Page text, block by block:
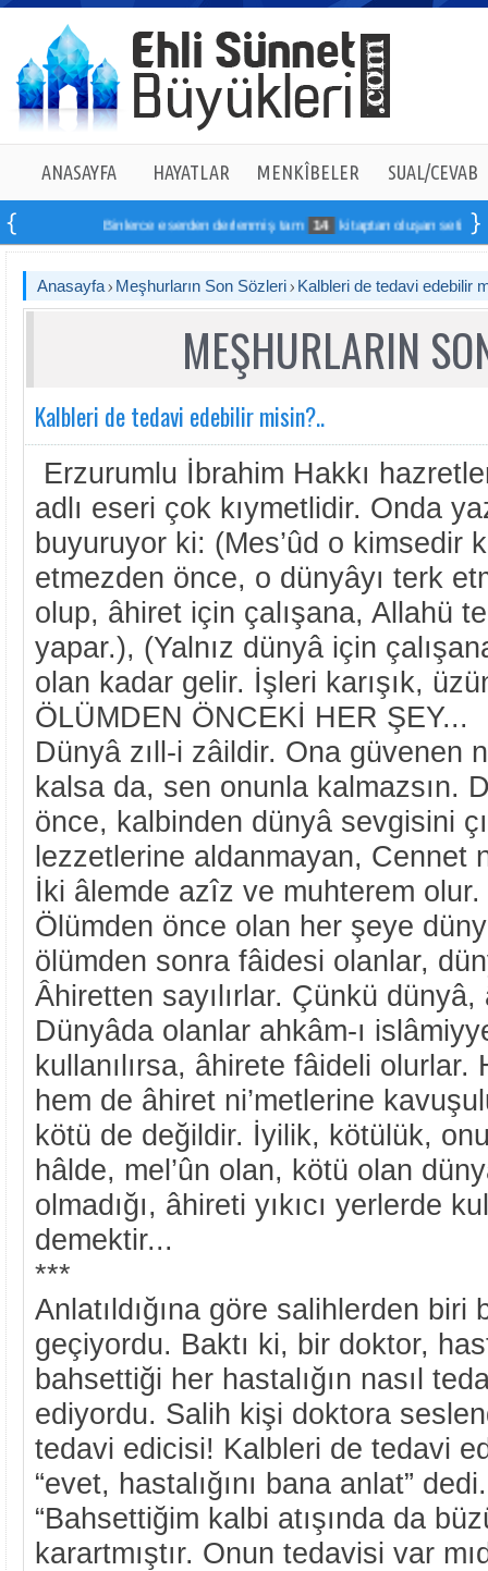
ANASAYFA HAYATLAR MENKÎBELER SUAL/CEVAB
Binlerce eserden derlenmiş tam 14 kitaptan oluşan seti online
Anasayfa Meşhurların Son Sözleri Kalbleri de tedavi edebilir
MEŞHURLARIN
Kalbleri de tedavi edebilir misin?..
Erzurumlu İbrahim Hakkı
adlı eseri çok kıymetlidir. Onda
buyuruyor ki: (Mes’ûd o kimsedir
etmezden önce, o dünyâyı terk
olup, âhiret için çalışana, Allahü
yapar.), (Yalnız dünyâ için
olan kadar gelir. İşleri karışık,
ÖLÜMDEN ÖNCEKİ HER ŞEY...
Dünyâ zıll-i zâildir. Ona güvenen
kalsa da, sen onunla kalmazsın.
önce, kalbinden dünyâ sevgisini
lezzetlerine aldanmayan, Cennet
İki âlemde azîz ve muhterem olur.
Ölümden önce olan her şeye
ölümden sonra fâidesi olanlar,
Âhiretten sayılırlar. Çünkü
Dünyâda olanlar ahkâm-ı
kullanılırsa, âhirete fâideli
hem de âhiret ni’metlerine
kötü de değildir. İyilik, kötülük,
hâlde, mel’ûn olan, kötü olan
olmadığı, âhireti yıkıcı yerlerde
demektir...
***
Anlatıldığına göre salihlerden biri
geçiyordu. Baktı ki, bir doktor,
bahsettiği her hastalığın nasıl
ediyordu. Salih kişi doktora
tedavi edicisi! Kalbleri de tedavi
“evet, hastalığını bana anlat”
“Bahsettiğim kalbi atışında da
karartmıştır. Onun tedavisi var